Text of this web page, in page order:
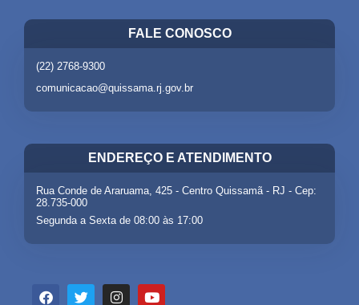
FALE CONOSCO
(22) 2768-9300
comunicacao@quissama.rj.gov.br
ENDEREÇO E ATENDIMENTO
Rua Conde de Araruama, 425 - Centro Quissamã - RJ - Cep:
28.735-000
Segunda a Sexta de 08:00 às 17:00